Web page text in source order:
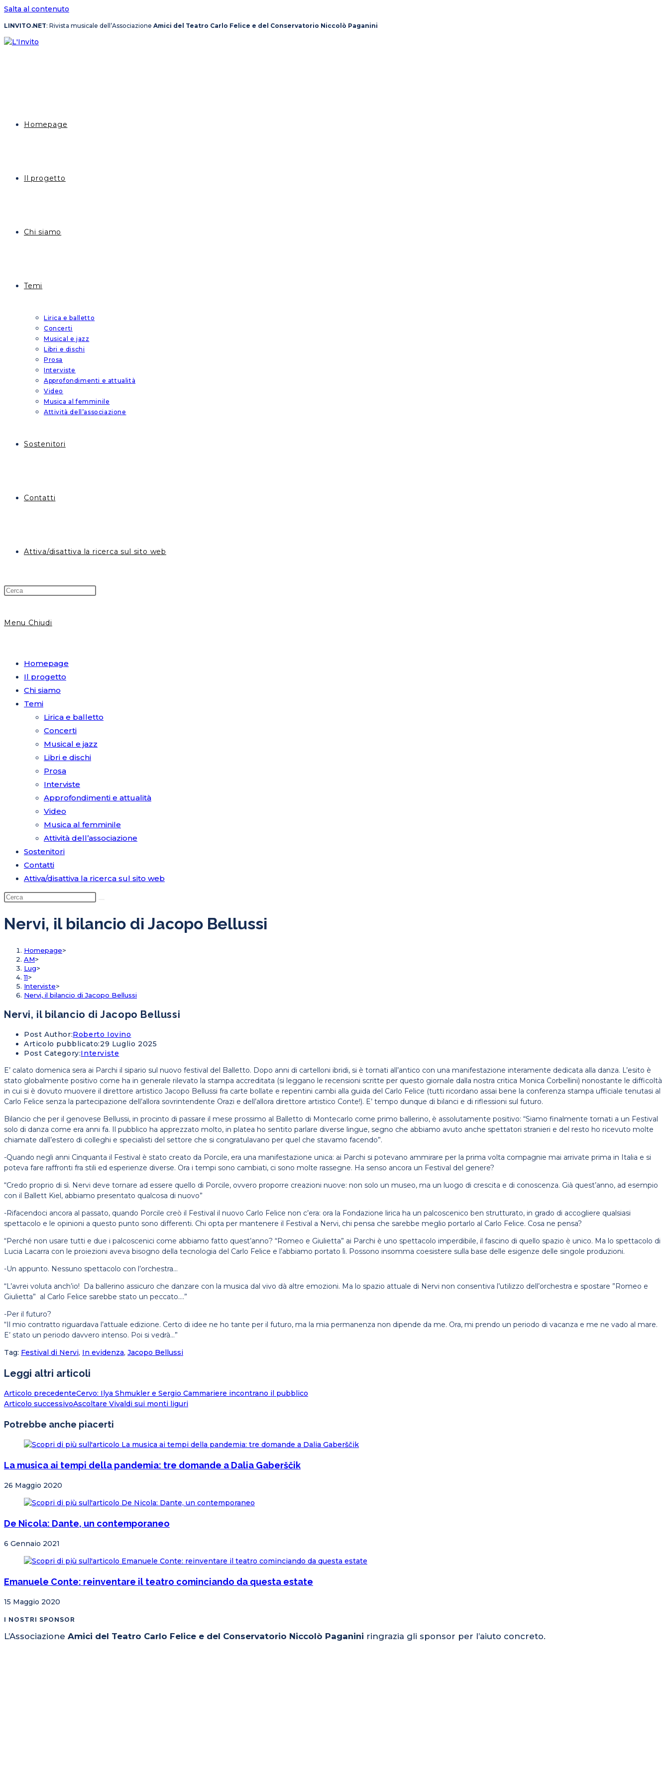
Salta al contenuto
LINVITO.NET: Rivista musicale dell’Associazione Amici del Teatro Carlo Felice e del Conservatorio Niccolò Paganini
Homepage
Il progetto
Chi siamo
Temi
Lirica e balletto
Concerti
Musical e jazz
Libri e dischi
Prosa
Interviste
Approfondimenti e attualità
Video
Musica al femminile
Attività dell’associazione
Sostenitori
Contatti
Attiva/disattiva la ricerca sul sito web
Menu Chiudi
Homepage
Il progetto
Chi siamo
Temi
Lirica e balletto
Concerti
Musical e jazz
Libri e dischi
Prosa
Interviste
Approfondimenti e attualità
Video
Musica al femminile
Attività dell’associazione
Sostenitori
Contatti
Attiva/disattiva la ricerca sul sito web
Nervi, il bilancio di Jacopo Bellussi
Homepage>
AM>
Lug>
11>
Interviste>
Nervi, il bilancio di Jacopo Bellussi
Nervi, il bilancio di Jacopo Bellussi
Post Author:Roberto Iovino
Articolo pubblicato:29 Luglio 2025
Post Category:Interviste
E’ calato domenica sera ai Parchi il sipario sul nuovo festival del Balletto. Dopo anni di cartelloni ibridi, si è tornati all’antico con una manifestazione interamente dedicata alla danza. L’esito è
stato globalmente positivo come ha in generale rilevato la stampa accreditata (si leggano le recensioni scritte per questo giornale dalla nostra critica Monica Corbellini) nonostante le difficoltà
in cui si è dovuto muovere il direttore artistico Jacopo Bellussi fra carte bollate e repentini cambi alla guida del Carlo Felice (tutti ricordano assai bene la conferenza stampa ufficiale tenutasi al
Carlo Felice senza la partecipazione dell’allora sovrintendente Orazi e dell’allora direttore artistico Conte!). E’ tempo dunque di bilanci e di riflessioni sul futuro.
Bilancio che per il genovese Bellussi, in procinto di passare il mese prossimo al Balletto di Montecarlo come primo ballerino, è assolutamente positivo: “Siamo finalmente tornati a un Festival
solo di danza come era anni fa. Il pubblico ha apprezzato molto, in platea ho sentito parlare diverse lingue, segno che abbiamo avuto anche spettatori stranieri e del resto ho ricevuto molte
chiamate dall’estero di colleghi e specialisti del settore che si congratulavano per quel che stavamo facendo”.
-Quando negli anni Cinquanta il Festival è stato creato da Porcile, era una manifestazione unica: ai Parchi si potevano ammirare per la prima volta compagnie mai arrivate prima in Italia e si
poteva fare raffronti fra stili ed esperienze diverse. Ora i tempi sono cambiati, ci sono molte rassegne. Ha senso ancora un Festival del genere?
“Credo proprio di sì. Nervi deve tornare ad essere quello di Porcile, ovvero proporre creazioni nuove: non solo un museo, ma un luogo di crescita e di conoscenza. Già quest’anno, ad esempio
con il Ballett Kiel, abbiamo presentato qualcosa di nuovo”
-Rifacendoci ancora al passato, quando Porcile creò il Festival il nuovo Carlo Felice non c’era: ora la Fondazione lirica ha un palcoscenico ben strutturato, in grado di accogliere qualsiasi
spettacolo e le opinioni a questo punto sono differenti. Chi opta per mantenere il Festival a Nervi, chi pensa che sarebbe meglio portarlo al Carlo Felice. Cosa ne pensa?
“Perché non usare tutti e due i palcoscenici come abbiamo fatto quest’anno? “Romeo e Giulietta” ai Parchi è uno spettacolo imperdibile, il fascino di quello spazio è unico. Ma lo spettacolo di
Lucia Lacarra con le proiezioni aveva bisogno della tecnologia del Carlo Felice e l’abbiamo portato lì. Possono insomma coesistere sulla base delle esigenze delle singole produzioni.
-Un appunto. Nessuno spettacolo con l’orchestra…
“L’avrei voluta anch’io! Da ballerino assicuro che danzare con la musica dal vivo dà altre emozioni. Ma lo spazio attuale di Nervi non consentiva l’utilizzo dell’orchestra e spostare ”Romeo e
Giulietta” al Carlo Felice sarebbe stato un peccato….”
-Per il futuro?
“Il mio contratto riguardava l’attuale edizione. Certo di idee ne ho tante per il futuro, ma la mia permanenza non dipende da me. Ora, mi prendo un periodo di vacanza e me ne vado al mare.
E’ stato un periodo davvero intenso. Poi si vedrà…”
Tag: Festival di Nervi, In evidenza, Jacopo Bellussi
Leggi altri articoli
Articolo precedenteCervo: Ilya Shmukler e Sergio Cammariere incontrano il pubblico
Articolo successivoAscoltare Vivaldi sui monti liguri
Potrebbe anche piacerti
La musica ai tempi della pandemia: tre domande a Dalia Gaberščik
26 Maggio 2020
De Nicola: Dante, un contemporaneo
6 Gennaio 2021
Emanuele Conte: reinventare il teatro cominciando da questa estate
15 Maggio 2020
I NOSTRI SPONSOR
L’Associazione Amici del Teatro Carlo Felice e del Conservatorio Niccolò Paganini ringrazia gli sponsor per l’aiuto concreto.